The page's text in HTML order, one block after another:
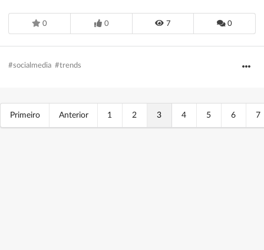
0 0 7 0
#socialmedia #trends
Primeiro Anterior 1 2 3 4 5 6 7